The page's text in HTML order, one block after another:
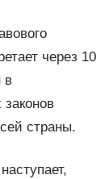
через 10
в
страны.